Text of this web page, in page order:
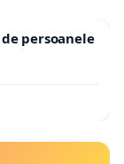
persoanele